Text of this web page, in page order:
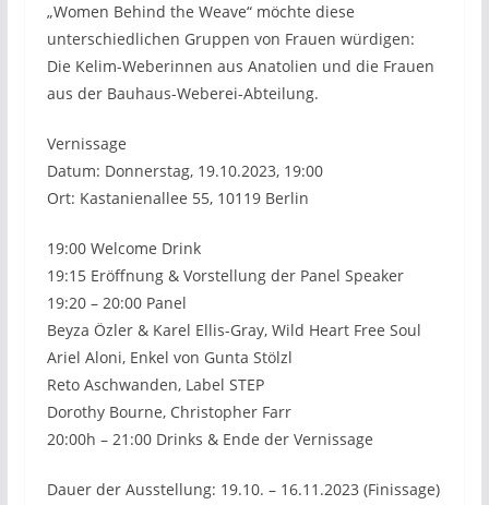
„Women Behind the Weave“ möchte diese
unterschiedlichen Gruppen von Frauen würdigen:
Die Kelim-Weberinnen aus Anatolien und die Frauen
aus der Bauhaus-Weberei-Abteilung.
Vernissage
Datum: Donnerstag, 19.10.2023, 19:00
Ort: Kastanienallee 55, 10119 Berlin
19:00 Welcome Drink
19:15 Eröffnung & Vorstellung der Panel Speaker
19:20 – 20:00 Panel
Beyza Özler & Karel Ellis-Gray, Wild Heart Free Soul
Ariel Aloni, Enkel von Gunta Stölzl
Reto Aschwanden, Label STEP
Dorothy Bourne, Christopher Farr
20:00h – 21:00 Drinks & Ende der Vernissage
Dauer der Ausstellung: 19.10. – 16.11.2023 (Finissage)